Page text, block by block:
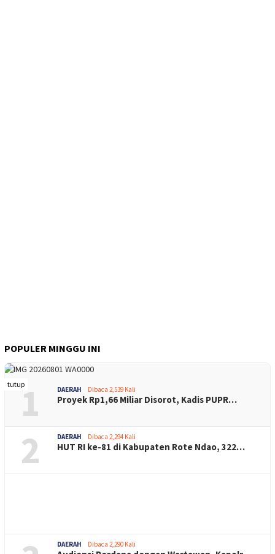
POPULER MINGGU INI
1 DAERAH Dibaca 2,539 Kali
Proyek Rp1,66 Miliar Disorot, Kadis PUPR…
2 DAERAH Dibaca 2,294 Kali
HUT RI ke-81 di Kabupaten Rote Ndao, 322…
DAERAH Dibaca 2,290 Kali
tutup